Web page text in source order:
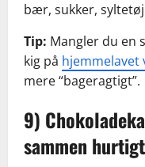
bær, sukker,
Tip: Mangler du en
kig på hjemmelavet
mere “bageragtigt”.
9)
sammen